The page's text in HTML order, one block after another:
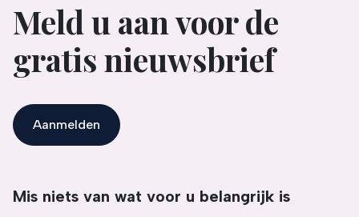
Meld u aan voor de
gratis nieuwsbrief
Aanmelden
Mis niets van wat voor u belangrijk is